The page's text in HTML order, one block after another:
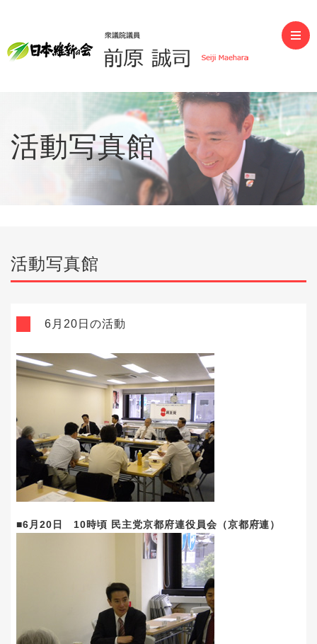
前原誠司（衆議院議員）
活動写真館
活動写真館
6月20日の活動
■6月20日 10時頃 民主党京都府連役員会（京都府連）